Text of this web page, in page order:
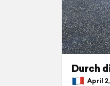
Durch
April